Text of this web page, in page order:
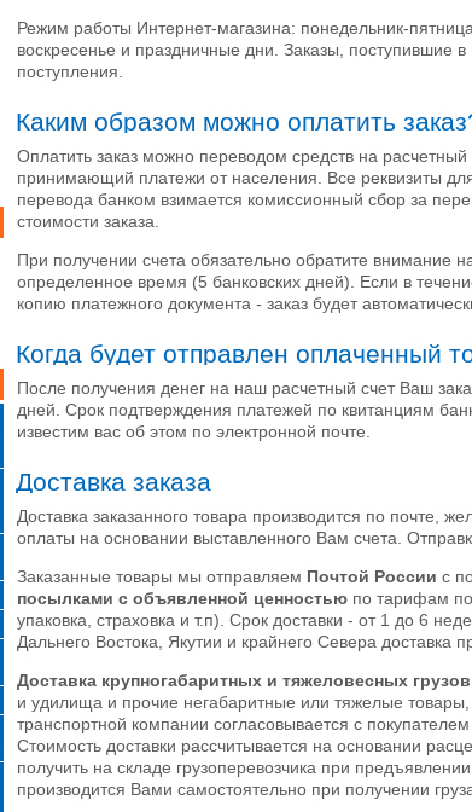
Режим работы Интернет-магазина: понедельник-
воскресенье и праздничные дни. Заказы, поступившие
поступления.
Каким образом можно оплатить
Оплатить заказ можно переводом средств на
принимающий платежи от населения. Все реквизиты
перевода банком взимается комиссионный сбор за
стоимости заказа.
При получении счета обязательно обратите внимание
определенное время (5 банковских дней). Если в
копию платежного документа - заказ будет
Когда будет отправлен оплаченный
После получения денег на наш расчетный счет Ваш
дней. Срок подтверждения платежей по квитанциям
известим вас об этом по электронной почте.
Доставка заказа
Доставка заказанного товара производится по почте,
оплаты на основании выставленного Вам счета.
Заказанные товары мы отправляем Почтой России с
посылками с объявленной ценностью по тарифам
упаковка, страховка и т.п). Срок доставки - от 1 до 6
Дальнего Востока, Якутии и крайнего Севера доставка
Доставка крупногабаритных и тяжеловесных
и удилища и прочие негабаритные или тяжелые
транспортной компании согласовывается с
Стоимость доставки рассчитывается на основании
получить на складе грузоперевозчика при
производится Вами самостоятельно при получении